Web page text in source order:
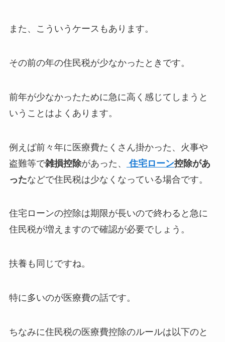
また、こういうケースもあります。
その前の年の住民税が少なかったときです。
前年が少なかったために急に高く感じてしまうと
いうことはよくあります。
例えば前々年に医療費たくさん掛かった、火事や
盗難等で雑損控除があった、 住宅ローン控除があ
ったなどで住民税は少なくなっている場合です。
住宅ローンの控除は期限が長いので終わると急に
住民税が増えますので確認が必要でしょう。
扶養も同じですね。
特に多いのが医療費の話です。
ちなみに住民税の医療費控除のルールは以下のと